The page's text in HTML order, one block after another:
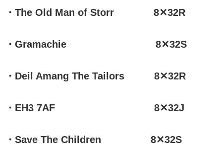
・The Old Man of Storr 8✕32R
・Gramachie 8✕32S
・Deil Amang The Tailors 8✕32R
・EH3 7AF 8✕32J
・Save The Children 8✕32S